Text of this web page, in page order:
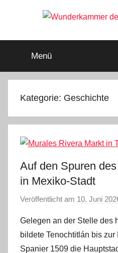
der
Geschichte
&
Archäologie
Menü
Kategorie: Geschichte
Auf den Spuren
in Mexiko-Stadt
Veröffentlicht am 10. Juni
Gelegen an der Stelle des
bildete Tenochtitlán bis
Spanier 1509 die